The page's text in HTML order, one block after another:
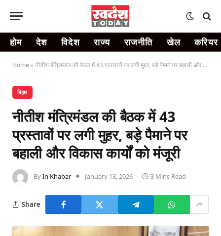
होम देश विदेश राज्य राजनीति खेल करियर
Home »नीतीश मंत्रिमंडल की बैठक में 43 प्रस्तावों पर लगी मुहर, बड़े पैमाने पर बहाली और विकास कार्यों को मंजूरी
बिहार
नीतीश मंत्रिमंडल की बैठक में 43
प्रस्तावों पर लगी मुहर, बड़े पैमाने पर
बहाली और विकास कार्यों को मंजूरी
ByIn Khabar January 13, 2026 3 Mins Read
Share